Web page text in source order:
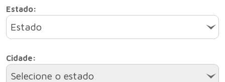
Estado:
Estado
Cidade:
Selecione o estado